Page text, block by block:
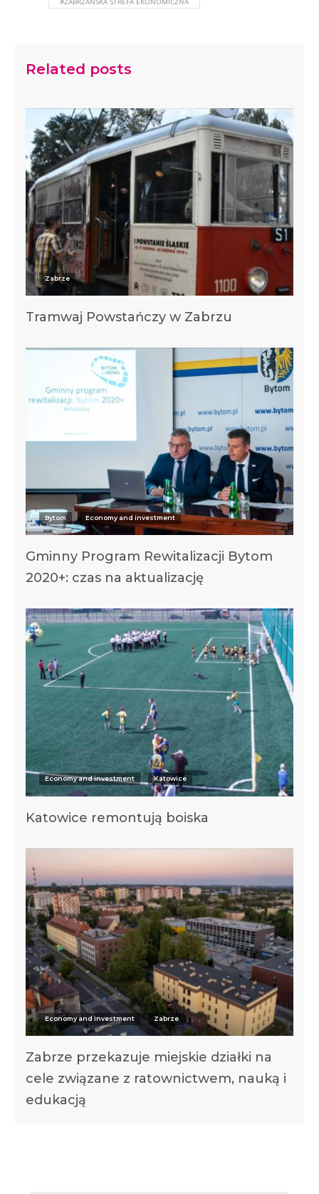
Related posts
Zabrze
Tramwaj Powstańczy w Zabrzu
Bytom Economy and investment
Gminny Program Rewitalizacji Bytom
2020+: czas na aktualizację
Economy and investment Katowice
Katowice remontują boiska
Economy and investment Zabrze
Zabrze przekazuje miejskie działki na
cele związane z ratownictwem, nauką i
edukacją